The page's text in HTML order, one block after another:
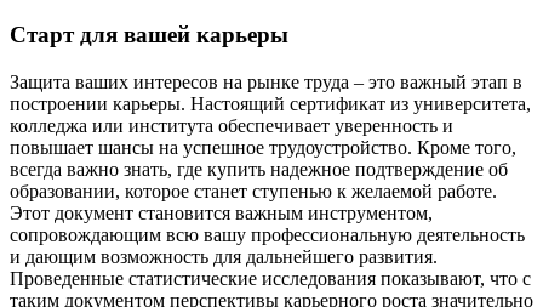
Старт для вашей карьеры
Защита ваших интересов на рынке труда – это важный этап в
построении карьеры. Настоящий сертификат из университета,
колледжа или института обеспечивает уверенность и
повышает шансы на успешное трудоустройство. Кроме того,
всегда важно знать, где купить надежное подтверждение об
образовании, которое станет ступенью к желаемой работе.
Этот документ становится важным инструментом,
сопровождающим всю вашу профессиональную деятельность
и дающим возможность для дальнейшего развития.
Проведенные статистические исследования показывают, что с
таким документом перспективы карьерного роста значительно